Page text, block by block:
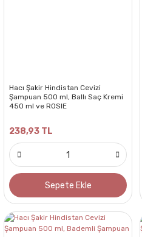
Hacı Şakir Hindistan Cevizi
Şampuan 500 ml, Ballı Saç Kremi
450 ml ve ROSIE
238,93 TL
Sepete Ekle